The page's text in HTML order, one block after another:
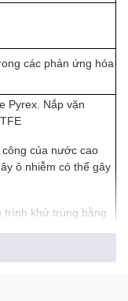
các phản ứng hóa
Pyrex. Nắp vặn
của nước cao
ô nhiễm có thể gây
trình khử trùng bằng